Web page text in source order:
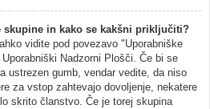
skupine in kako se kakšni priključiti?
vidite pod povezavo "Uporabniške
Nadzorni Plošči. Če bi se
ustrezen gumb, vendar vedite, da niso
za vstop zahtevajo dovoljenje, nekatere
skrito članstvo. Če je torej skupina